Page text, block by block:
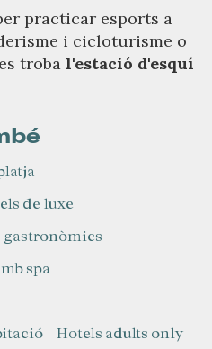
practicar esports a
i cicloturisme o
troba l'estació d'esquí
de luxe
gastronòmics
spa
Hotels adults only